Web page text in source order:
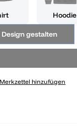
Hoodie
Design gestalten
hinzufügen